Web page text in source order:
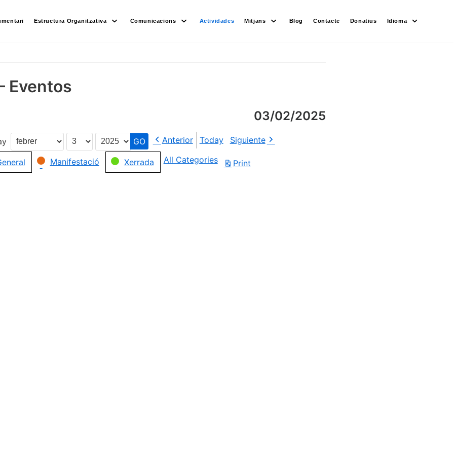
Estructura Organitzativa Comunicacions Actividades Mitjans Blog Contacte Donatius Idioma
Eventos
03/02/2025
Month
Day
Year
Anterior Today
Siguiente
Manifestació Xerrada All Categories Print